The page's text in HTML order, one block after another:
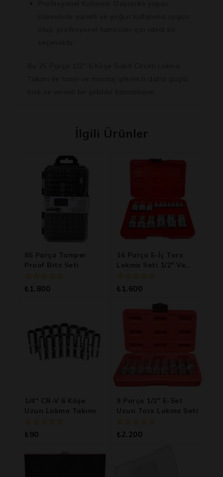
İlgili Ürünler
85 Parça Tamper
Proof Bits Seti
0
₺ 1.800
16 Parça E-İç Torx
Lokma Seti 1/2″ Ve
1/4″ Drive Ile
Profesyonel Torx
0
₺ 1.600
1/4″ CR-V 6 Köşe
Uzun Lokma Takımı
0
₺90
9 Parça 1/2″ E-Set
Uzun Torx Lokma Seti
0
₺2.200